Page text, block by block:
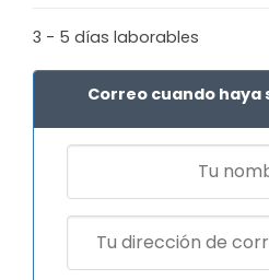
3 - 5 días laborables
Correo cuando haya